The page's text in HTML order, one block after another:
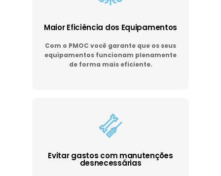
Maior Eficiência dos Equipamentos
Com o PMOC você garante que os seus
equipamentos funcionam plenamente
de forma mais eficiente.
Evitar gastos com manutenções
desnecessárias